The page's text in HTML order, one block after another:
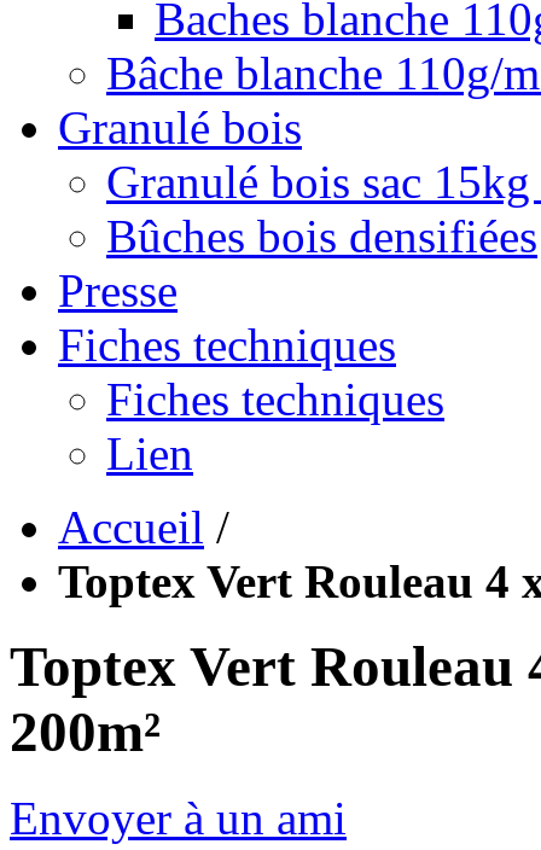
Baches blanche
Bâche blanche 110g/
Granulé bois
Granulé bois sac
Bûches bois densifiées
Presse
Fiches techniques
Fiches techniques
Lien
Accueil /
Toptex Vert Rouleau 4
Toptex Vert Rouleau
200m²
Envoyer à un ami